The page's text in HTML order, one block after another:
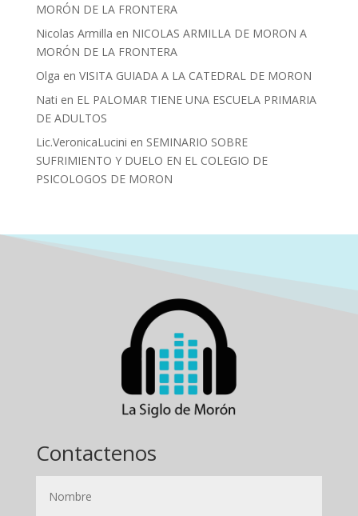
MORÓN DE LA FRONTERA
Nicolas Armilla en NICOLAS ARMILLA DE MORON A
MORÓN DE LA FRONTERA
Olga en VISITA GUIADA A LA CATEDRAL DE MORON
Nati en EL PALOMAR TIENE UNA ESCUELA PRIMARIA
DE ADULTOS
Lic.VeronicaLucini en SEMINARIO SOBRE
SUFRIMIENTO Y DUELO EN EL COLEGIO DE
PSICOLOGOS DE MORON
Contactenos